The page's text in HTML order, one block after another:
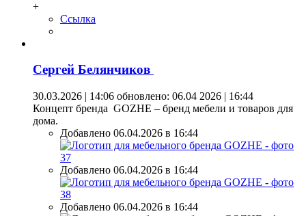
+
Ссылка
Сергей Белянчиков
30.03.2026 | 14:06 обновлено: 06.04 2026 | 16:44
Концепт бренда GOZHE – бренд мебели и товаров для
дома.
Добавлено 06.04.2026 в 16:44
Добавлено 06.04.2026 в 16:44
Добавлено 06.04.2026 в 16:44